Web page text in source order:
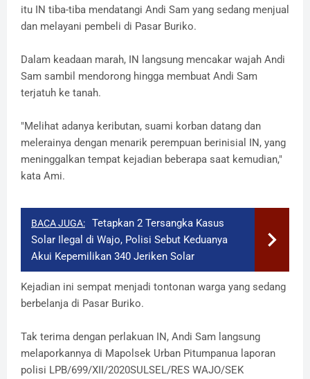
itu IN tiba-tiba mendatangi Andi Sam yang sedang menjual
dan melayani pembeli di Pasar Buriko.
Dalam keadaan marah, IN langsung mencakar wajah Andi
Sam sambil mendorong hingga membuat Andi Sam
terjatuh ke tanah.
"Melihat adanya keributan, suami korban datang dan
melerainya dengan menarik perempuan berinisial IN, yang
meninggalkan tempat kejadian beberapa saat kemudian,"
kata Ami.
BACA JUGA:
Tetapkan 2 Tersangka Kasus
Solar Ilegal di Wajo, Polisi Sebut Keduanya
Akui Kepemilikan 340 Jeriken Solar
Kejadian ini sempat menjadi tontonan warga yang sedang
berbelanja di Pasar Buriko.
Tak terima dengan perlakuan IN, Andi Sam langsung
melaporkannya di Mapolsek Urban Pitumpanua laporan
polisi LPB/699/XII/2020SULSEL/RES WAJO/SEK